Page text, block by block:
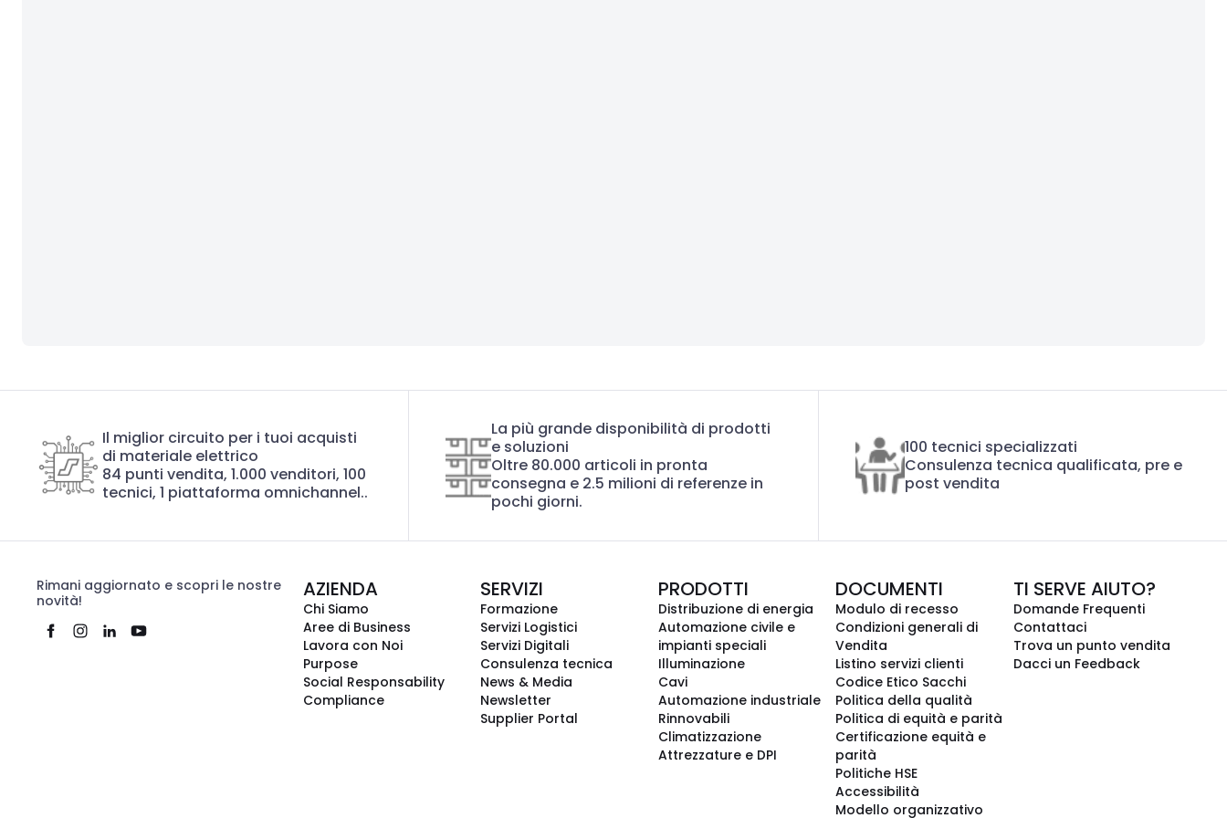
Il miglior circuito per i tuoi acquisti
di materiale elettrico
84 punti vendita, 1.000 venditori, 100
tecnici, 1 piattaforma omnichannel..
La più grande disponibilità di prodotti
e soluzioni
Oltre 80.000 articoli in pronta
consegna e 2.5 milioni di referenze in
pochi giorni.
100 tecnici specializzati
Consulenza tecnica qualificata, pre e
post vendita
Rimani aggiornato e scopri le nostre
novità!
AZIENDA
Chi Siamo
Aree di Business
Lavora con Noi
Purpose
Social Responsability
Compliance
SERVIZI
Formazione
Servizi Logistici
Servizi Digitali
Consulenza tecnica
News & Media
Newsletter
Supplier Portal
PRODOTTI
Distribuzione di energia
Automazione civile e
impianti speciali
Illuminazione
Cavi
Automazione industriale
Rinnovabili
Climatizzazione
Attrezzature e DPI
DOCUMENTI
Modulo di recesso
Condizioni generali di
Vendita
Listino servizi clienti
Codice Etico Sacchi
Politica della qualità
Politica di equità e parità
Certificazione equità e
parità
Politiche HSE
Accessibilità
Modello organizzativo
TI SERVE AIUTO?
Domande Frequenti
Contattaci
Trova un punto vendita
Dacci un Feedback